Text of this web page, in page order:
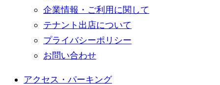
企業情報・ご利用に関して
テナント出店について
プライバシーポリシー
お問い合わせ
アクセス・パーキング